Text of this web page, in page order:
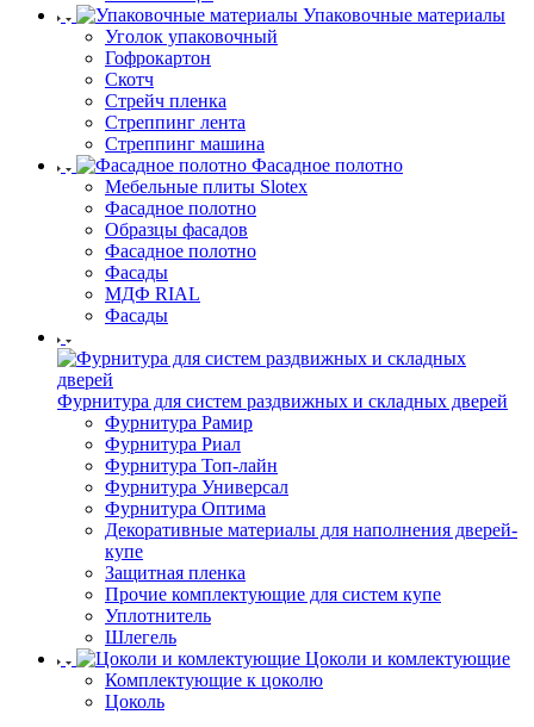
Упаковочные материалы
Уголок упаковочный
Гофрокартон
Скотч
Стрейч пленка
Стреппинг лента
Стреппинг машина
Фасадное полотно
Мебельные плиты Slotex
Фасадное полотно
Образцы фасадов
Фасадное полотно
Фасады
МДФ RIAL
Фасады
Фурнитура для систем раздвижных и складных дверей
Фурнитура Рамир
Фурнитура Риал
Фурнитура Топ-лайн
Фурнитура Универсал
Фурнитура Оптима
Декоративные материалы для наполнения дверей-
купе
Защитная пленка
Прочие комплектующие для систем купе
Уплотнитель
Шлегель
Цоколи и комлектующие
Комплектующие к цоколю
Цоколь